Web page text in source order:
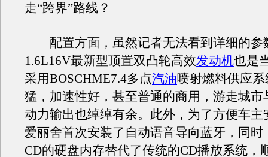
走“跨界”路线？
配置方面，虽然记者无法看到详细的参
1.6L16V最新型顶置双凸轮高效发动机也是
采用BOSCHME7.4多点汽油喷射燃料供应
猛，加速性好，甚至普通的商用，游走城市
动力输出也绰绰有余。此外，为了方便车主
爱丽舍首次安装了自动语音导向蓝牙，同时
CD的硬盘内存替代了传统的CD播放系统，